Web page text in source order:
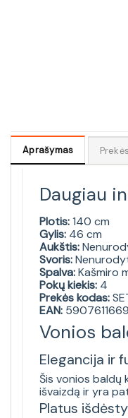
Aprašymas
Daugiau
Plotis:140 cm
Gylis: 46 cm
Aukštis:
Svoris:
Spalva:Kašmiro
Pokų kiekis: 4
Prekės kodas:
EAN:
Vonios
Elegancija ir
Šis vonios baldų
išvaizdą ir yra
Platus